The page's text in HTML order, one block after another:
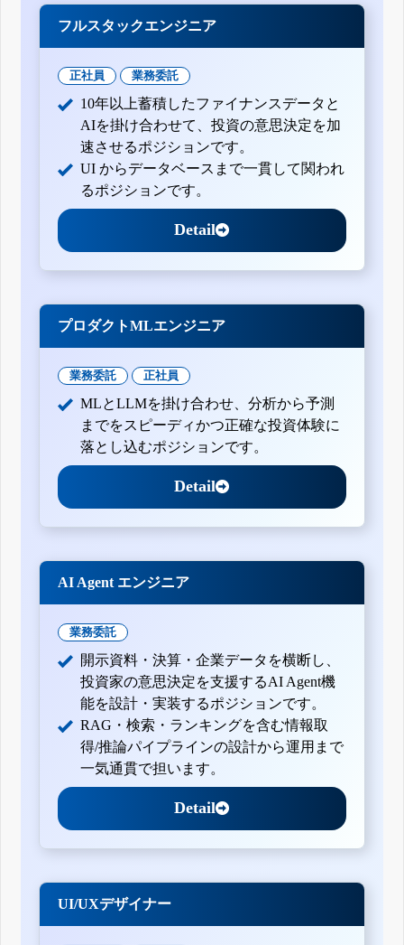
フルスタックエンジニア
正社員 業務委託
10年以上蓄積したファイナンスデータと
AIを掛け合わせて、投資の意思決定を加
速させるポジションです。
UI からデータベースまで一貫して関われ
るポジションです。
Detail
プロダクトMLエンジニア
業務委託 正社員
MLとLLMを掛け合わせ、分析から予測
までをスピーディかつ正確な投資体験に
落とし込むポジションです。
Detail
AI Agent エンジニア
業務委託
開示資料・決算・企業データを横断し、
投資家の意思決定を支援するAI Agent機
能を設計・実装するポジションです。
RAG・検索・ランキングを含む情報取
得/推論パイプラインの設計から運用まで
一気通貫で担います。
Detail
UI/UXデザイナー